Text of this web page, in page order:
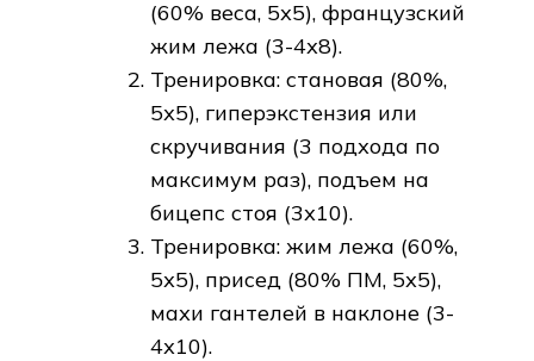
(60% веса, 5х5), французский
жим лежа (3-4х8).
Тренировка: становая (80%,
5х5), гиперэкстензия или
скручивания (3 подхода по
максимум раз), подъем на
бицепс стоя (3х10).
Тренировка: жим лежа (60%,
5х5), присед (80% ПМ, 5х5),
махи гантелей в наклоне (3-
4х10).